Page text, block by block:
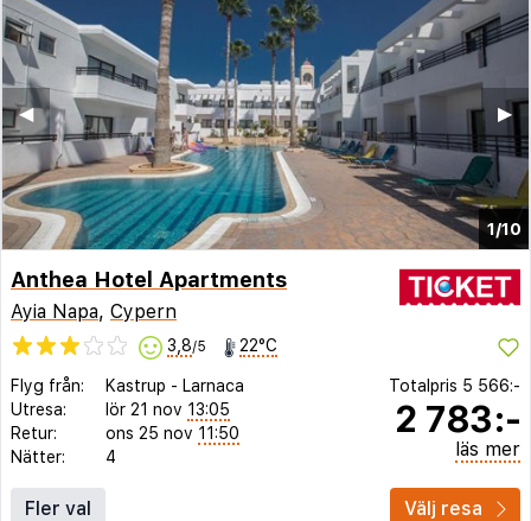
1/10
▶︎
◀︎
Anthea Hotel Apartments
Ayia Napa, Cypern
3,8/5 22°C
Flyg från: Kastrup - Larnaca
Utresa:
lör 21 nov 13:05
Retur:
ons 25 nov 11:50
Nätter:
4
Totalpris 5 566:-
2 783:-
läs mer
Fler val Välj resa